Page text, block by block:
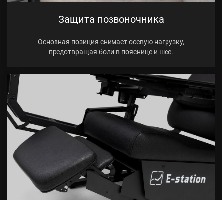
Защита позвоночника
Основная позиция снимает осевую нагрузку,
предотвращая боли в пояснице и шее.